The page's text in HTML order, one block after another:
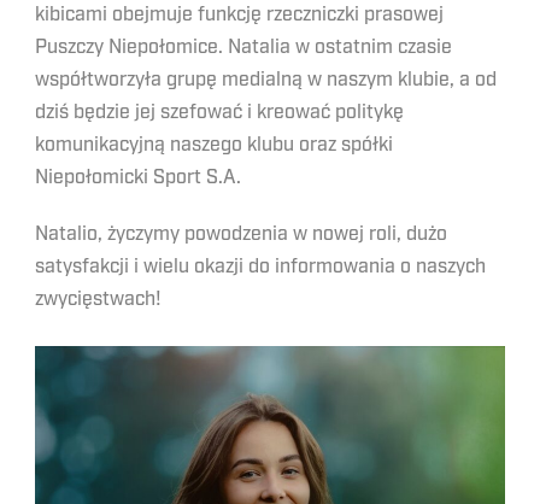
kibicami obejmuje funkcję rzeczniczki prasowej
Puszczy Niepołomice. Natalia w ostatnim czasie
współtworzyła grupę medialną w naszym klubie, a od
dziś będzie jej szefować i kreować politykę
komunikacyjną naszego klubu oraz spółki
Niepołomicki Sport S.A.
Natalio, życzymy powodzenia w nowej roli, dużo
satysfakcji i wielu okazji do informowania o naszych
zwycięstwach!